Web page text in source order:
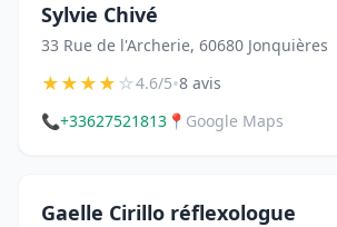
Sylvie Chivé
33 Rue de l'Archerie, 60680 Jonquières
★★★★☆4.6/5•8 avis
📞+33627521813 📍 Google Maps
Gaelle Cirillo réflexologue